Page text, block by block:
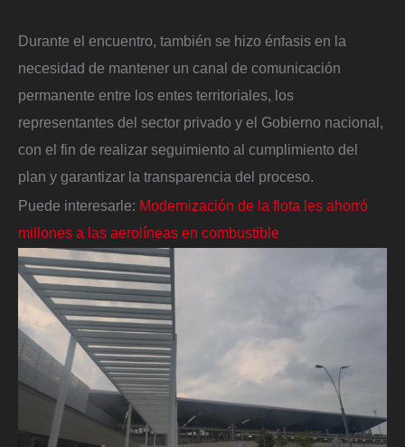
Durante el encuentro, también se hizo énfasis en la
necesidad de mantener un canal de comunicación
permanente entre los entes territoriales, los
representantes del sector privado y el Gobierno nacional,
con el fin de realizar seguimiento al cumplimiento del
plan y garantizar la transparencia del proceso.
Puede interesarle: Modernización de la flota les ahorró
millones a las aerolíneas en combustible